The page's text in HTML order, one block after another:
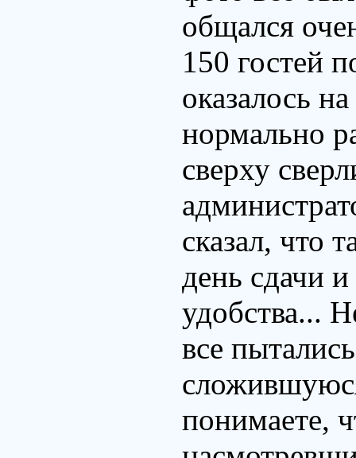
общался
150 гостей
оказалось
нормально
сверху
сказал, что
день сдачи
удобства...
все
понимаете,